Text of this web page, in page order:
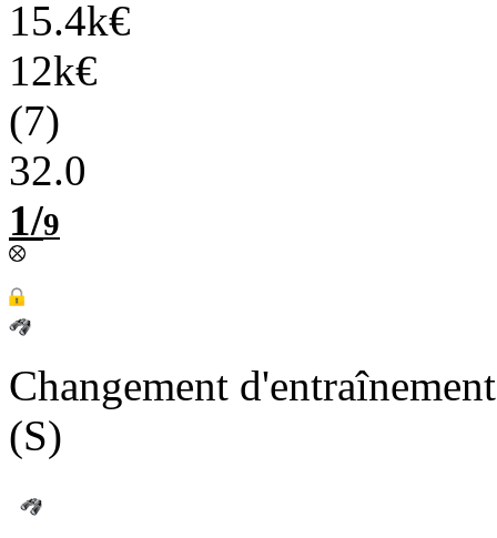
15.4k€
12k€
(7)
32.0
1/9
Changement
(S)